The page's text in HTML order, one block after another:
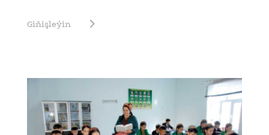
Giňişleýin